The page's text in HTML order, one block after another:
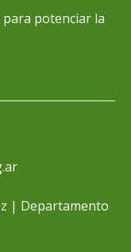
potenciar la
| Departamento